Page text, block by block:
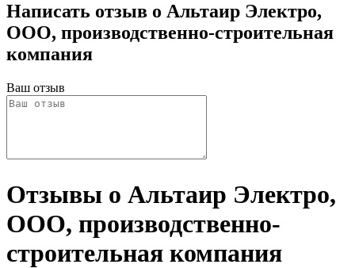
Написать отзыв о Альтаир Электро,
ООО, производственно-строительная
компания
Ваш отзыв
Отзывы о Альтаир Электро,
ООО, производственно-
строительная компания